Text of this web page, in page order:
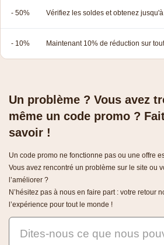
- 50% Vérifiez les soldes et obtenez
- 10% Maintenant 10% de réduction sur tout
Un problème ? Vous avez
même un code promo ?
savoir !
Un code promo ne fonctionne pas ou une offre
Vous avez rencontré un problème sur le site ou
l’améliorer ?
N’hésitez pas à nous en faire part : votre retour
l’expérience pour tout le monde !
Dites-nous ce que nous